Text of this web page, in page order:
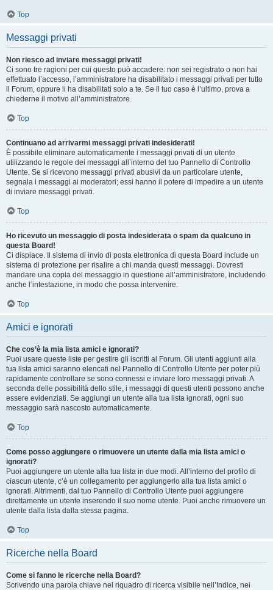
Top
Messaggi privati
Non riesco ad inviare messaggi privati!
Ci sono tre ragioni per cui questo può accadere: non sei registrato o non hai
effettuato l’accesso, l’amministratore ha disabilitato i messaggi privati per tutto
il Forum, oppure li ha disabilitati solo a te. Se il tuo caso è l’ultimo, prova a
chiederne il motivo all’amministratore.
Top
Continuano ad arrivarmi messaggi privati indesiderati!
È possibile eliminare automaticamente i messaggi privati ​​di un utente
utilizzando le regole dei messaggi all’interno del tuo Pannello di Controllo
Utente. Se si ricevono messaggi privati ​​abusivi da un particolare utente,
segnala i messaggi ai moderatori; essi hanno il potere di impedire a un utente
di inviare messaggi privati​​.
Top
Ho ricevuto un messaggio di posta indesiderata o spam da qualcuno in
questa Board!
Ci dispiace. Il sistema di invio di posta elettronica di questa Board include un
sistema di protezione per risalire a chi manda questi messaggi. Dovresti
mandare una copia del messaggio in questione all’amministratore, includendo
anche l’intestazione, in modo che possa intervenire.
Top
Amici e ignorati
Che cos’è la mia lista amici e ignorati?
Puoi usare queste liste per gestire gli iscritti al Forum. Gli utenti aggiunti alla
tua lista amici saranno elencati nel Pannello di Controllo Utente per poter più
rapidamente controllare se sono connessi e inviare loro messaggi privati. A
seconda delle possibilità dello stile, i messaggi di questi utenti possono anche
essere evidenziati. Se aggiungi un utente alla tua lista ignorati, ogni suo
messaggio sarà nascosto automaticamente.
Top
Come posso aggiungere o rimuovere un utente dalla mia lista amici o
ignorati?
Puoi aggiungere un utente alla tua lista in due modi. All’interno del profilo di
ciascun utente, c’è un collegamento per aggiungerlo alla tua lista amici o
ignorati. Altrimenti, dal tuo Pannello di Controllo Utente puoi aggiungere
direttamente un utente inserendo il suo nome utente. Puoi anche rimuovere un
utente dalla lista dalla stessa pagina.
Top
Ricerche nella Board
Come si fanno le ricerche nella Board?
Scrivendo una parola chiave nel riquadro di ricerca visibile nell’Indice, nei